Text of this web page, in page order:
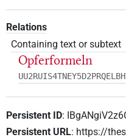
Relations
Containing text or subtext
Opferformeln
Persistent ID:
Persistent URL: https://